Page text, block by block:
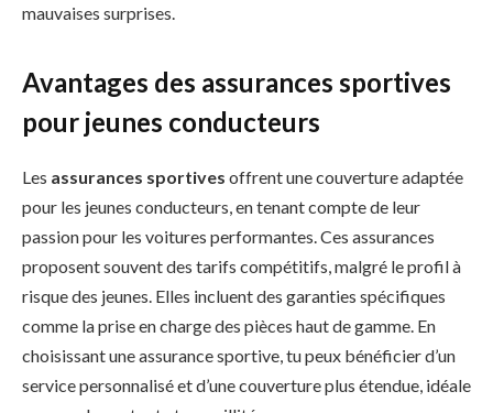
mauvaises surprises.
Avantages des assurances sportives
pour jeunes conducteurs
Les assurances sportives offrent une couverture adaptée
pour les jeunes conducteurs, en tenant compte de leur
passion pour les voitures performantes. Ces assurances
proposent souvent des tarifs compétitifs, malgré le profil à
risque des jeunes. Elles incluent des garanties spécifiques
comme la prise en charge des pièces haut de gamme. En
choisissant une assurance sportive, tu peux bénéficier d’un
service personnalisé et d’une couverture plus étendue, idéale